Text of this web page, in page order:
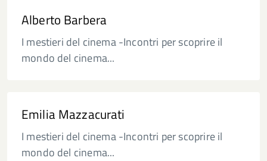
Alberto Barbera
I mestieri del cinema -Incontri per scoprire il
mondo del cinema...
Emilia Mazzacurati
I mestieri del cinema -Incontri per scoprire il
mondo del cinema...